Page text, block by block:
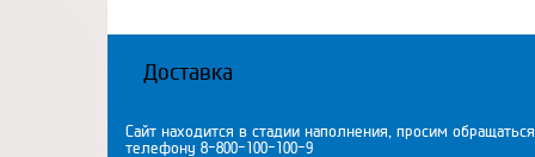
Доставка
Сайт находится в стадии наполнения, просим
телефону 8-800-100-100-9